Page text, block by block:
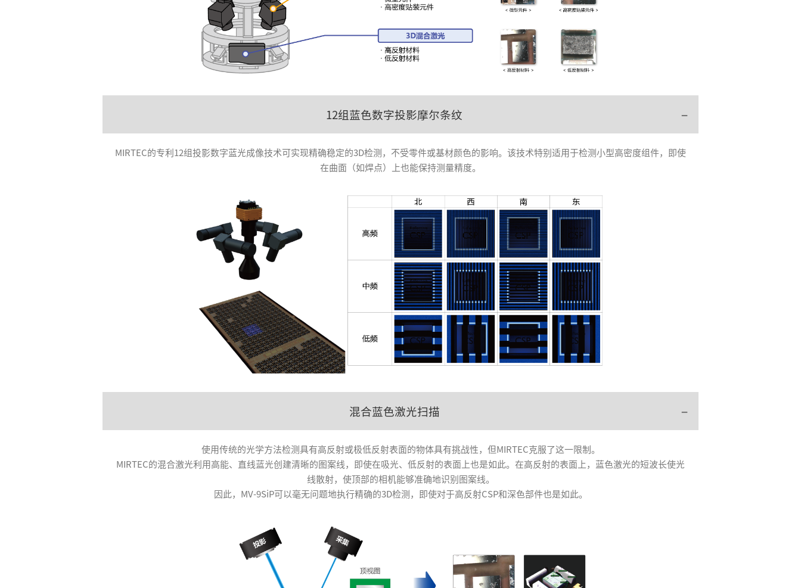
12组蓝色数字投影摩尔条纹
MIRTEC的专利12组投影数字蓝光成像技术可实现精确稳定的3D检测，不受零件或基材颜色的影响。该技术特别适用于检测小型高密度组件，即使
在曲面（如焊点）上也能保持测量精度。
混合蓝色激光扫描
使用传统的光学方法检测具有高反射或极低反射表面的物体具有挑战性，但MIRTEC克服了这一限制。
MIRTEC的混合激光利用高能、直线蓝光创建清晰的图案线，即使在吸光、低反射的表面上也是如此。在高反射的表面上，蓝色激光的短波长使光
线散射，使顶部的相机能够准确地识别图案线。
因此，MV-9SiP可以毫无问题地执行精确的3D检测，即使对于高反射CSP和深色部件也是如此。